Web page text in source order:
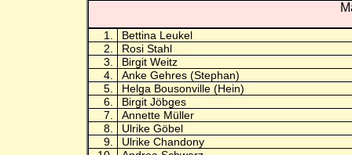
1.
Bettina Leukel
2.
Rosi Stahl
3.
Birgit Weitz
4.
Anke Gehres (Stephan)
5.
Helga Bousonville (Hein)
6.
Birgit Jöbges
7.
Annette Müller
8.
Ulrike Göbel
9.
Ulrike Chandony